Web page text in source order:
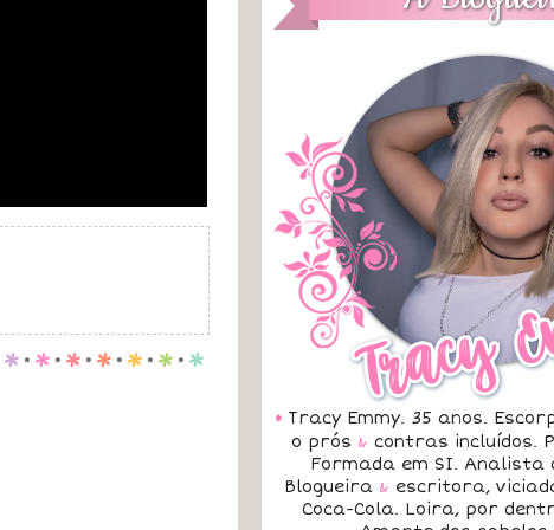
p . p . p . p . p . p . p
• Tracy Emmy. 35 anos.
o prós & contras incluídos.
Formada em SI. Analista
Blogueira & escritora,
Coca-Cola. Loira, por